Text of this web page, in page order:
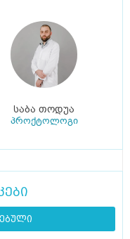
საბა თოდუა
პროქტოლოგი